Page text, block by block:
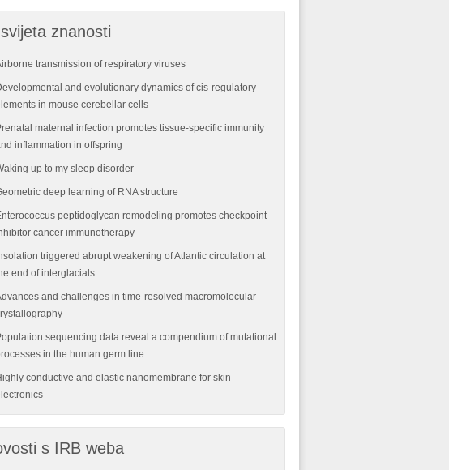
znanosti
transmission of respiratory viruses
and evolutionary dynamics of cis-regulatory
in mouse cerebellar cells
maternal infection promotes tissue-specific immunity
inflammation in offspring
up to my sleep disorder
deep learning of RNA structure
peptidoglycan remodeling promotes checkpoint
cancer immunotherapy
triggered abrupt weakening of Atlantic circulation at
end of interglacials
and challenges in time-resolved macromolecular
sequencing data reveal a compendium of mutational
in the human germ line
conductive and elastic nanomembrane for skin
s IRB weba